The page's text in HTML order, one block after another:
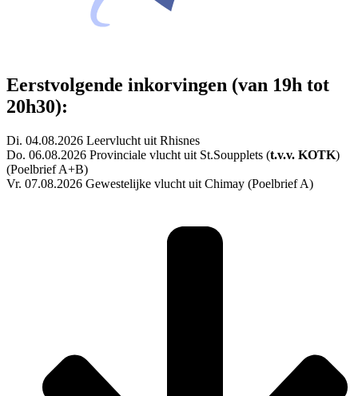
Eerstvolgende inkorvingen (van 19h tot
20h30):
Di. 04.08.2026 Leervlucht uit Rhisnes
Do. 06.08.2026 Provinciale vlucht uit St.Soupplets (t.v.v. KOTK)
(Poelbrief A+B)
Vr. 07.08.2026 Gewestelijke vlucht uit Chimay (Poelbrief A)